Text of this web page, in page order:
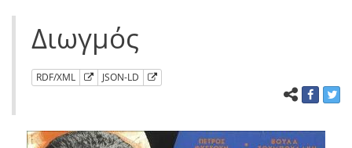
Διωγμός
RDF/XML JSON-LD